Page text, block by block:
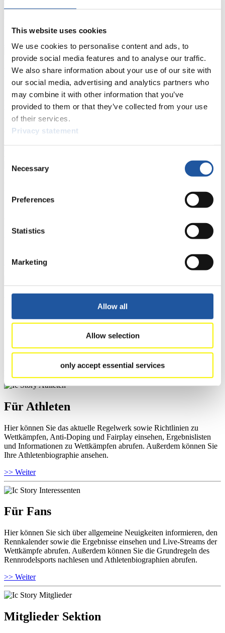
This website uses cookies
We use cookies to personalise content and ads, to
provide social media features and to analyse our traffic.
We also share information about your use of our site with
our social media, advertising and analytics partners who
may combine it with other information that you’ve
provided to them or that they’ve collected from your use
of their services.
Privacy statement
Selection
Necessary
Preferences
Statistics
Marketing
Allow all
Allow selection
only accept essential services
Zielgruppen Anzeigen
Für Presse- und Medienvertreter
Hier finden Sie Informationen für Presse- und Medienvertreter. Sie
haben Zugriff auf Athletenbiographien und Informationen zu
Wettkämpfen. Außerdem können Sie Ihre Medienakkreditierung
beantragen, die Grundregeln des Rennrodelsports einsehen und
allgemeine Neuigkeiten einholen.
>> Weiter
Hier können Sie sich über allgemeine Neuigkeiten informieren, das
und Fairplay nachlesen, auf Athletenbiographien zugreifen,
Ausschreibungen für Wettkämpfe herunterladen, sowie auf die
>> Weiter
Hier können Sie das aktuelle Regelwerk sowie Richtlinien zu
Wettkämpfen, Anti-Doping und Fairplay einsehen, sich über
Kontaktpersonen für Wettkämpfe und Sponsoren informieren,
sowie Informationen über Wettkämpfe abrufen.
Für Athleten
Hier können Sie das aktuelle Regelwerk sowie Richtlinien zu
Wettkämpfen, Anti-Doping und Fairplay einsehen, Ergebnislisten
und Informationen zu Wettkämpfen abrufen. Außerdem können Sie
Ihre Athletenbiographie ansehen.
>> Weiter
Für Fans
Hier können Sie sich über allgemeine Neuigkeiten informieren, den
Rennkalender sowie die Ergebnisse einsehen und Live-Streams der
Wettkämpfe abrufen. Außerdem können Sie die Grundregeln des
Rennrodelsports nachlesen und Athletenbiographien abrufen.
>> Weiter
Mitglieder Sektion